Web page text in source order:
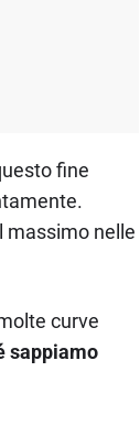
fine
massimo nelle
curve
sappiamo